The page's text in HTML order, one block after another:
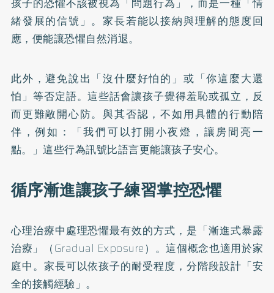
孩子的恐懼不該被視為「問題行為」，而是一種「情
緒發展的信號」。家長若能以接納與理解的態度回
應，便能讓恐懼自然消退。
此外，避免說出「沒什麼好怕的」或「你這麼大還
怕」等否定語。這些話會讓孩子覺得羞恥或孤立，反
而更難敞開心防。與其否認，不如用具體的行動陪
伴，例如：「我們可以打開小夜燈，讓房間亮一
點。」這些行為訊號比語言更能讓孩子安心。
循序漸進讓孩子練習掌控恐懼
心理治療中處理恐懼最有效的方式，是「漸進式暴露
治療」（Gradual Exposure）。這個概念也適用於家
庭中。家長可以依孩子的耐受程度，分階段設計「安
全的接觸經驗」。